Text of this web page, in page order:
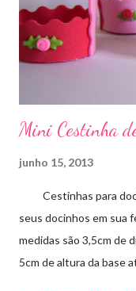
Mini Cestinha
junho 15, 2013
Cestinhas para
seus docinhos em sua
medidas são 3,5cm de
5cm de altura da base